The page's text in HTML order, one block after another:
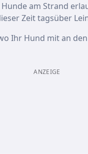
am Strand
Zeit tagsüber
Ihr Hund mit an
ANZEIGE